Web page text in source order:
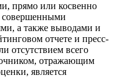
прямо или косвенно
совершенными
а также выводами и
отчете и пресс-
отсутствием всего
отражающим
является